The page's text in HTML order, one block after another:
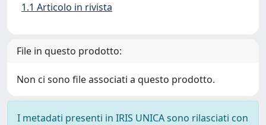
1.1 Articolo in rivista
File in questo prodotto:
Non ci sono file associati a questo prodotto.
I metadati presenti in IRIS UNICA sono rilasciati con